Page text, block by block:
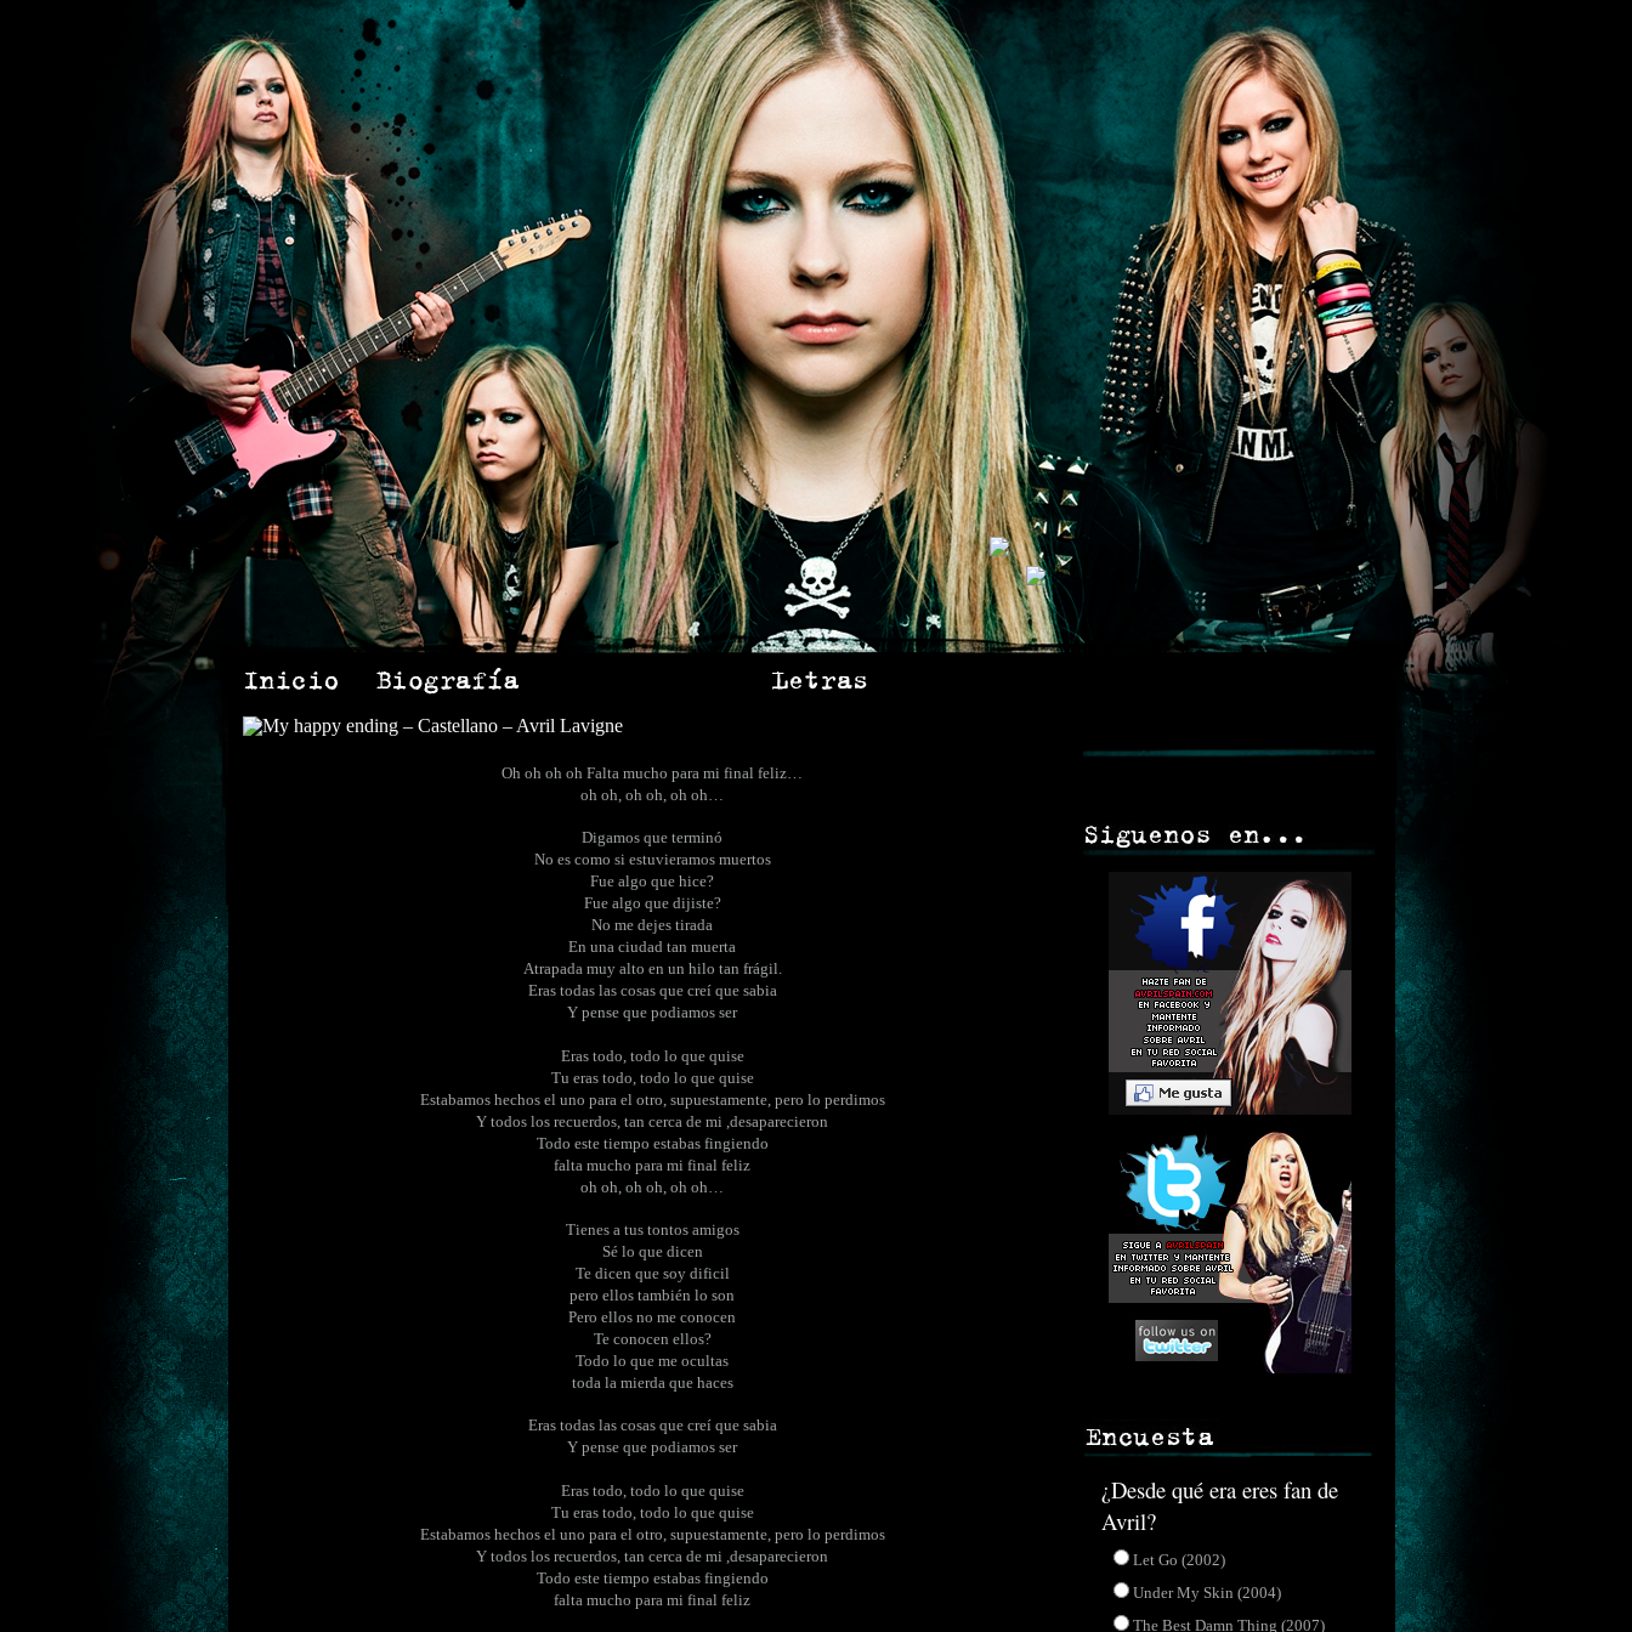
Oh oh oh oh Falta mucho para mi final feliz…
oh oh, oh oh, oh oh…
Digamos que terminó
No es como si estuvieramos muertos
Fue algo que hice?
Fue algo que dijiste?
No me dejes tirada
En una ciudad tan muerta
Atrapada muy alto en un hilo tan frágil.
Eras todas las cosas que creí que sabia
Y pense que podiamos ser
Eras todo, todo lo que quise
Tu eras todo, todo lo que quise
Estabamos hechos el uno para el otro, supuestamente, pero lo perdimos
Y todos los recuerdos, tan cerca de mi ,desaparecieron
Todo este tiempo estabas fingiendo
falta mucho para mi final feliz
oh oh, oh oh, oh oh…
Tienes a tus tontos amigos
Sé lo que dicen
Te dicen que soy dificil
pero ellos también lo son
Pero ellos no me conocen
Te conocen ellos?
Todo lo que me ocultas
toda la mierda que haces
Eras todas las cosas que creí que sabia
Y pense que podiamos ser
Eras todo, todo lo que quise
Tu eras todo, todo lo que quise
Estabamos hechos el uno para el otro, supuestamente, pero lo perdimos
Y todos los recuerdos, tan cerca de mi ,desaparecieron
Todo este tiempo estabas fingiendo
falta mucho para mi final feliz
¿Desde qué era eres fan de
Avril?
Let Go (2002)
Under My Skin (2004)
The Best Damn Thing (2007)